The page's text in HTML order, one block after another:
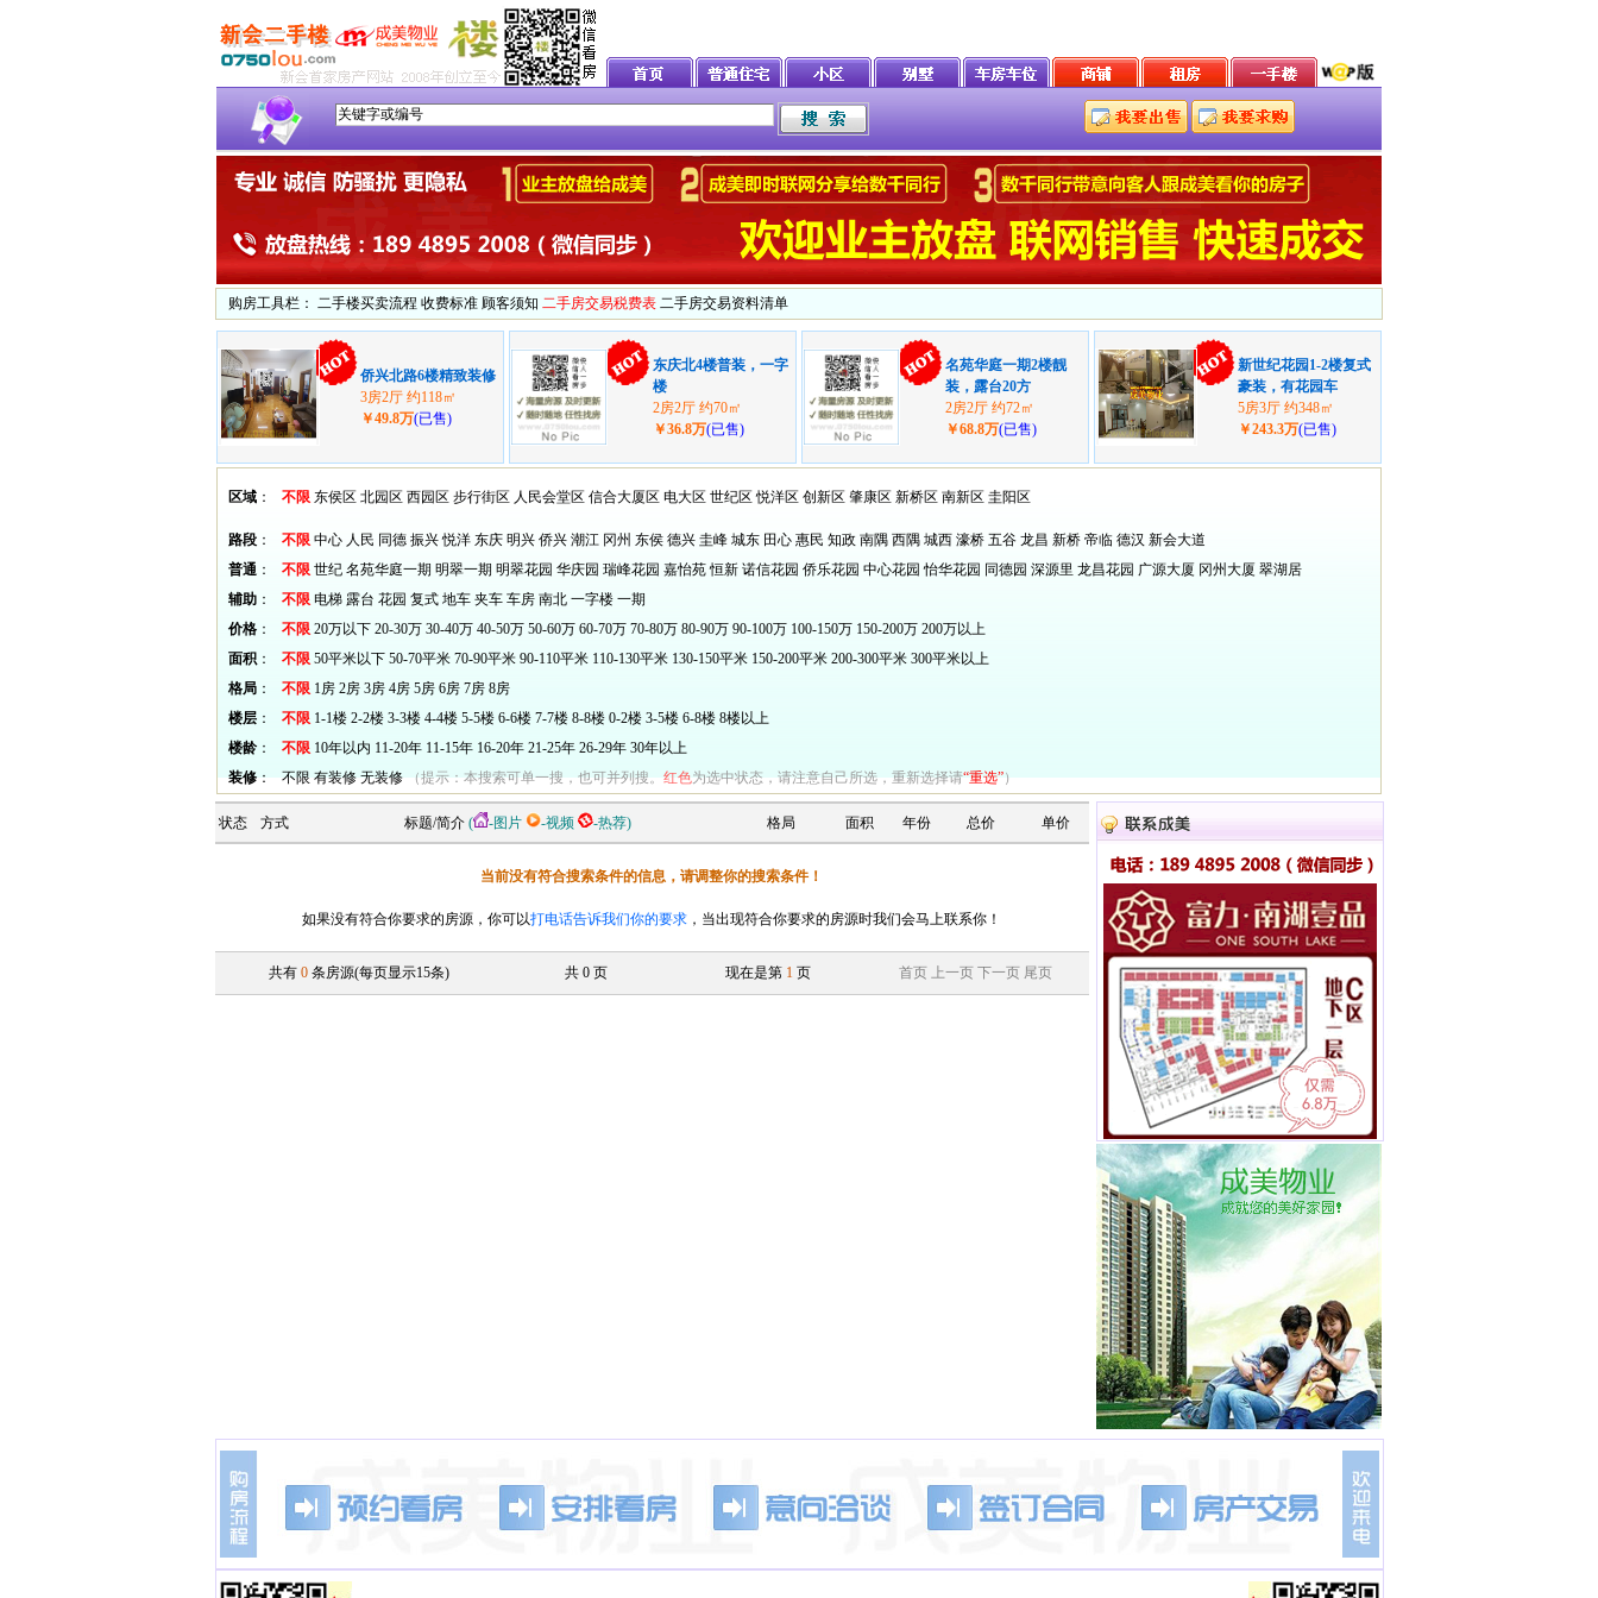
购房工具栏： 二手楼买卖流程 收费标准 顾客须知 二手房交易税费表 二手房交易资料清单
侨兴北路6楼精致装修
3房2厅 约118㎡
￥49.8万(已售)
东庆北4楼普装，一字
楼
2房2厅 约70㎡
￥36.8万(已售)
名苑华庭一期2楼靓
装，露台20方
2房2厅 约72㎡
￥68.8万(已售)
新世纪花园1-2楼复式
豪装，有花园车
5房3厅 约348㎡
￥243.3万(已售)
区域 ： 不限 东侯区 北园区 西园区 步行街区 人民会堂区 信合大厦区 电大区 世纪区 悦洋区 创新区 肇康区 新桥区 南新区 圭阳区
路段 ： 不限 中心 人民 同德 振兴 悦洋 东庆 明兴 侨兴 潮江 冈州 东侯 德兴 圭峰 城东 田心 惠民 知政 南隅 西隅 城西 濠桥 五谷 龙昌 新桥 帝临 德汉 新会大道
普通 ： 不限 世纪 名苑华庭一期 明翠一期 明翠花园 华庆园 瑞峰花园 嘉怡苑 恒新 诺信花园 侨乐花园 中心花园 怡华花园 同德园 深源里 龙昌花园 广源大厦 冈州大厦 翠湖居
辅助 ： 不限 电梯 露台 花园 复式 地车 夹车 车房 南北 一字楼 一期
价格 ： 不限 20万以下 20-30万 30-40万 40-50万 50-60万 60-70万 70-80万 80-90万 90-100万 100-150万 150-200万 200万以上
面积 ： 不限 50平米以下 50-70平米 70-90平米 90-110平米 110-130平米 130-150平米 150-200平米 200-300平米 300平米以上
格局 ： 不限 1房 2房 3房 4房 5房 6房 7房 8房
楼层 ： 不限 1-1楼 2-2楼 3-3楼 4-4楼 5-5楼 6-6楼 7-7楼 8-8楼 0-2楼 3-5楼 6-8楼 8楼以上
楼龄 ： 不限 10年以内 11-20年 11-15年 16-20年 21-25年 26-29年 30年以上
装修： 不限 有装修 无装修 （提示：本搜索可单一搜，也可并列搜。红色为选中状态，请注意自己所选，重新选择请“重选”）
状态 方式 标题/简介 ( -图片 -视频 -热荐) 格局 面积 年份 总价 单价
当前没有符合搜索条件的信息，请调整你的搜索条件！
如果没有符合你要求的房源，你可以打电话告诉我们你的要求 ，当出现符合你要求的房源时我们会马上联系你！
共有 0 条房源(每页显示15条) 共 0 页 现在是第 1 页 首页 上一页 下一页 尾页